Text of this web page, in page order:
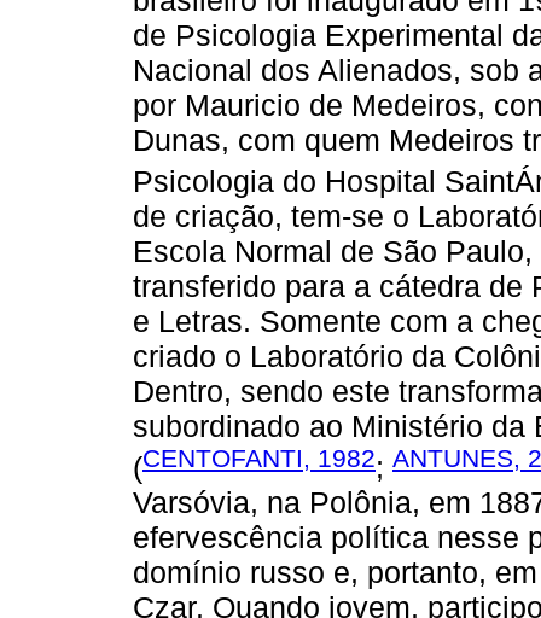
de Psicologia Experimental
Nacional dos Alienados, sob
por Mauricio de Medeiros,
Dunas, com quem Medeiros
Psicologia do Hospital
de criação, tem-se o
Escola Normal de São
transferido para a cátedra de
e Letras. Somente com a
criado o Laboratório da
Dentro, sendo este
subordinado ao Ministério
(CENTOFANTI, 1982; ANTUNES,
Varsóvia, na Polônia, em
efervescência política nesse
domínio russo e, portanto,
Czar. Quando jovem,